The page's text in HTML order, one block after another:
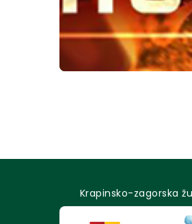
Krapinsko-zagorska